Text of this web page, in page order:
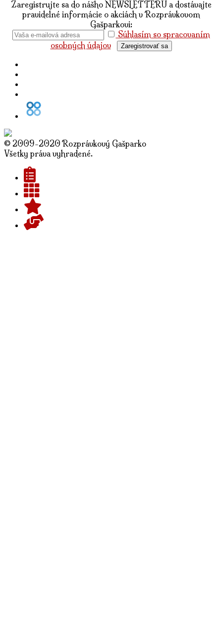
Zaregistrujte sa do nášho NEWSLETTERU a dostávajte
pravidelné informácie o akciách v Rozprávkovom
Gašparkovi:
Súhlasím so spracovaním
osobných údajov
Zaregistrovať sa
© 2009-2020 Rozprávkový Gašparko
Všetky práva vyhradené.